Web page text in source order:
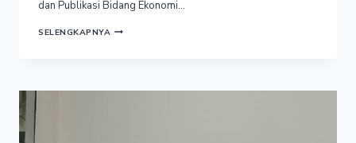
dan Publikasi Bidang Ekonomi…
SELENGKAPNYA DOSEN
KEBANGKITAN